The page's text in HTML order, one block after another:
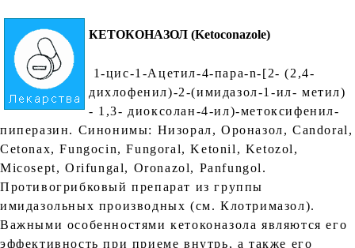
КЕТОКОНАЗОЛ (Ketoconazole)
1-цис-1-Ацетил-4-пара-n-[2- (2,4-
дихлофенил)-2-(имидазол-1-ил- метил)
- 1,3- диоксолан-4-ил)-метоксифенил-
пиперазин. Синонимы: Низорал, Ороназол, Candoral,
Cetonax, Fungocin, Fungoral, Ketonil, Ketozol,
Micosept, Orifungal, Oronazol, Panfungol.
Противогрибковый препарат из группы
имидазольных производных (см. Клотримазол).
Важными особенностями кетоконазола являются его
эффективность при приеме внутрь, а также его